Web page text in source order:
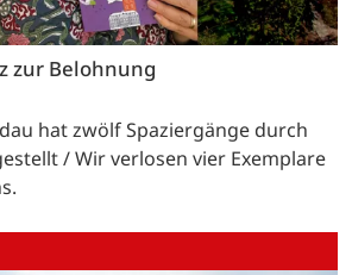
zur Belohnung
hat zwölf Spaziergänge durch
/ Wir verlosen vier Exemplare